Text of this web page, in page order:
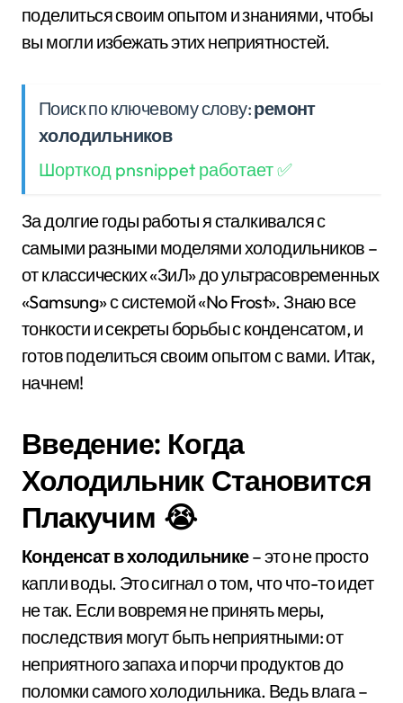
поделиться своим опытом и знаниями, чтобы
вы могли избежать этих неприятностей.
Поиск по ключевому слову:ремонт
холодильников
Шорткод pnsnippet работает ✅
За долгие годы работы я сталкивался с
самыми разными моделями холодильников –
от классических «ЗиЛ» до ультрасовременных
«Samsung» с системой «No Frost». Знаю все
тонкости и секреты борьбы с конденсатом, и
готов поделиться своим опытом с вами. Итак,
начнем!
Введение: Когда
Холодильник Становится
Плакучим 😭
Конденсат в холодильнике– это не просто
капли воды. Это сигнал о том, что что-то идет
не так. Если вовремя не принять меры,
последствия могут быть неприятными: от
неприятного запаха и порчи продуктов до
поломки самого холодильника. Ведь влага –